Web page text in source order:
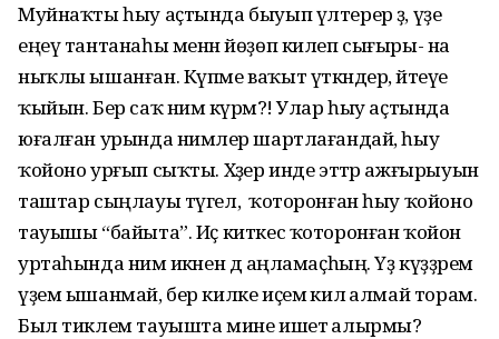
Муйнаҡты һыу аҫтында быуып үлтерер ҙә, үҙе
еңеү тантанаһы менән йөҙөп килеп сығыры- на
ныҡлы ышанған. Күпме ваҡыт үткәндер, әйтеүе
ҡыйын. Бер саҡ нимә күрәм?! Улар һыу аҫтында
юғалған урында нимәлер шартлағандай, һыу
ҡойоно урғып сыҡты. Хәҙер инде эттәр ажғырыуын
таштар сыңлауы түгел, ә ҡоторонған һыу ҡойоно
тауышы “байыта”. Иҫ киткес ҡоторонған ҡойон
уртаһында нимә икәнен дә аңламаҫһың. Үҙ күҙҙәремә
үҙем ышанмай, бер килке иҫемә килә алмай торам.
Был тиклем тауышта мине ишетә алырмы?